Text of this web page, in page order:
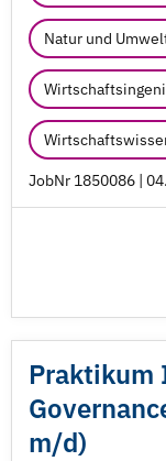
Natur und
JobNr 1850086 |
Praktikum
m/d)